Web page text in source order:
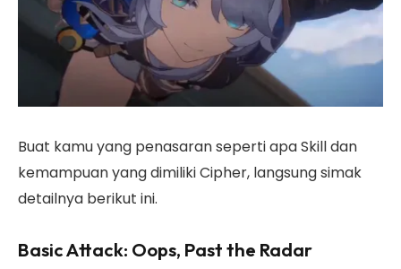
Buat kamu yang penasaran seperti apa Skill dan
kemampuan yang dimiliki Cipher, langsung simak
detailnya berikut ini.
Basic Attack: Oops, Past the Radar